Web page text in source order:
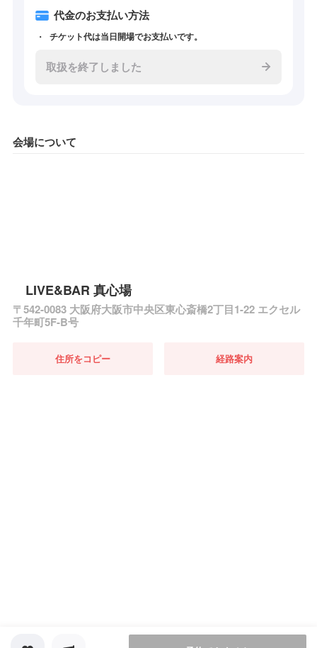
代金のお支払い方法
チケット代は当日開場でお支払いです。
取扱を終了しました
会場について
LIVE&BAR 真心場
〒542-0083 大阪府大阪市中央区東心斎橋2丁目1-22 エクセル
千年町5F-B号
住所をコピー 経路案内